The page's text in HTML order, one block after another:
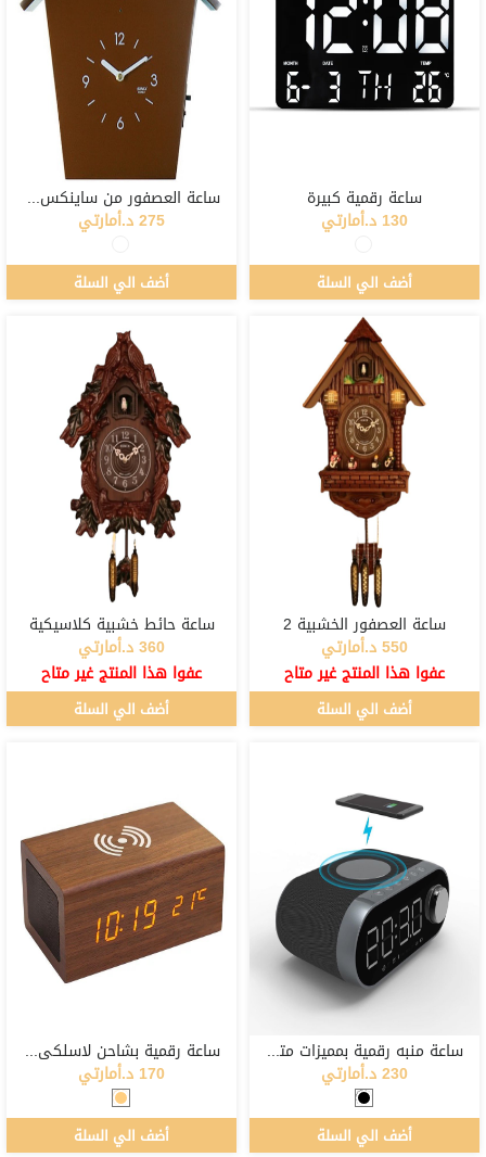
ساعة رقمية كبيرة
130 د.أمارتي
أضف الي السلة
‎ساعة العصفور من ساينكس الكورية
275 د.أمارتي
أضف الي السلة
ساعة العصفور الخشبية 2
550 د.أمارتي
عفوا هذا المنتج غير متاح
أضف الي السلة
ساعة حائط خشبية كلاسيكية
360 د.أمارتي
عفوا هذا المنتج غير متاح
أضف الي السلة
ساعة منبه رقمية بمميزات متعددة
230 د.أمارتي
أضف الي السلة
ساعة رقمية بشاحن لاسلكي وسبيكر بلوتوث
170 د.أمارتي
أضف الي السلة